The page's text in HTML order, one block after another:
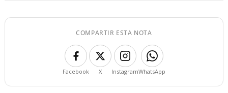
COMPARTIR ESTA NOTA
Facebook X InstagramWhatsApp